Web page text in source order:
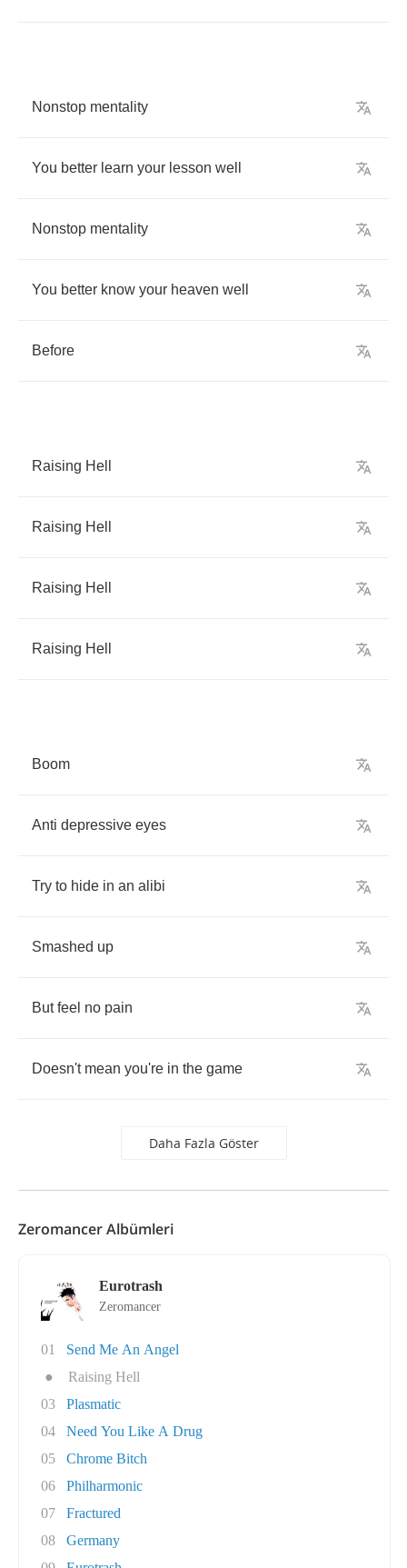
Nonstop mentality
You better learn your lesson well
Nonstop mentality
You better know your heaven well
Before
Raising Hell
Raising Hell
Raising Hell
Raising Hell
Boom
Anti depressive eyes
Try to hide in an alibi
Smashed up
But feel no pain
Doesn't mean you're in the game
Daha Fazla Göster
Zeromancer Albümleri
Eurotrash
Zeromancer
01
Send Me An Angel
●
Raising Hell
03
Plasmatic
04
Need You Like A Drug
05
Chrome Bitch
06
Philharmonic
07
Fractured
08
Germany